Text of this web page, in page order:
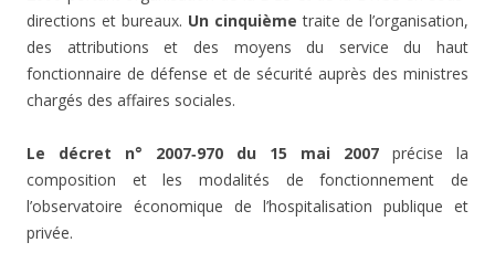
directions et bureaux. Un cinquième traite de l’organisation,
des attributions et des moyens du service du haut
fonctionnaire de défense et de sécurité auprès des ministres
chargés des affaires sociales.
Le décret n° 2007‑970 du 15 mai 2007 précise la
composition et les modalités de fonctionnement de
l’observatoire économique de l’hospitalisation publique et
privée.